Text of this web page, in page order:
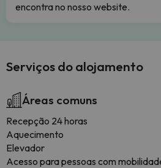
encontra no nosso website.
Serviços do alojamento
Áreas comuns
Recepção 24 horas
Aquecimento
Elevador
Acesso para pessoas com